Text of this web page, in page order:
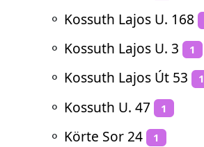
⚬ Kossuth Lajos U. 168
⚬ Kossuth Lajos U. 3 1
⚬ Kossuth Lajos Út 53 1
⚬ Kossuth U. 47 1
⚬ Körte Sor 24 1